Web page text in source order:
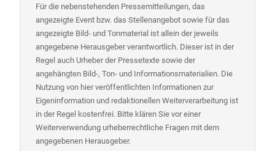
Für die nebenstehenden Pressemitteilungen, das
angezeigte Event bzw. das Stellenangebot sowie für das
angezeigte Bild- und Tonmaterial ist allein der jeweils
angegebene Herausgeber verantwortlich. Dieser ist in der
Regel auch Urheber der Pressetexte sowie der
angehängten Bild-, Ton- und Informationsmaterialien. Die
Nutzung von hier veröffentlichten Informationen zur
Eigeninformation und redaktionellen Weiterverarbeitung ist
in der Regel kostenfrei. Bitte klären Sie vor einer
Weiterverwendung urheberrechtliche Fragen mit dem
angegebenen Herausgeber.